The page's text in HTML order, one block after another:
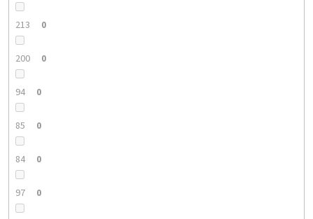
213 0
200 0
94 0
85 0
84 0
97 0